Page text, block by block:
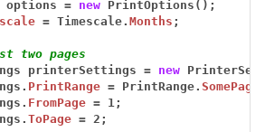
options = new PrintOptions();
= Timescale.Months ;
pages
printerSettings = new
PrintRange = PrintRange.
FromPage = 1;
ToPage = 2;